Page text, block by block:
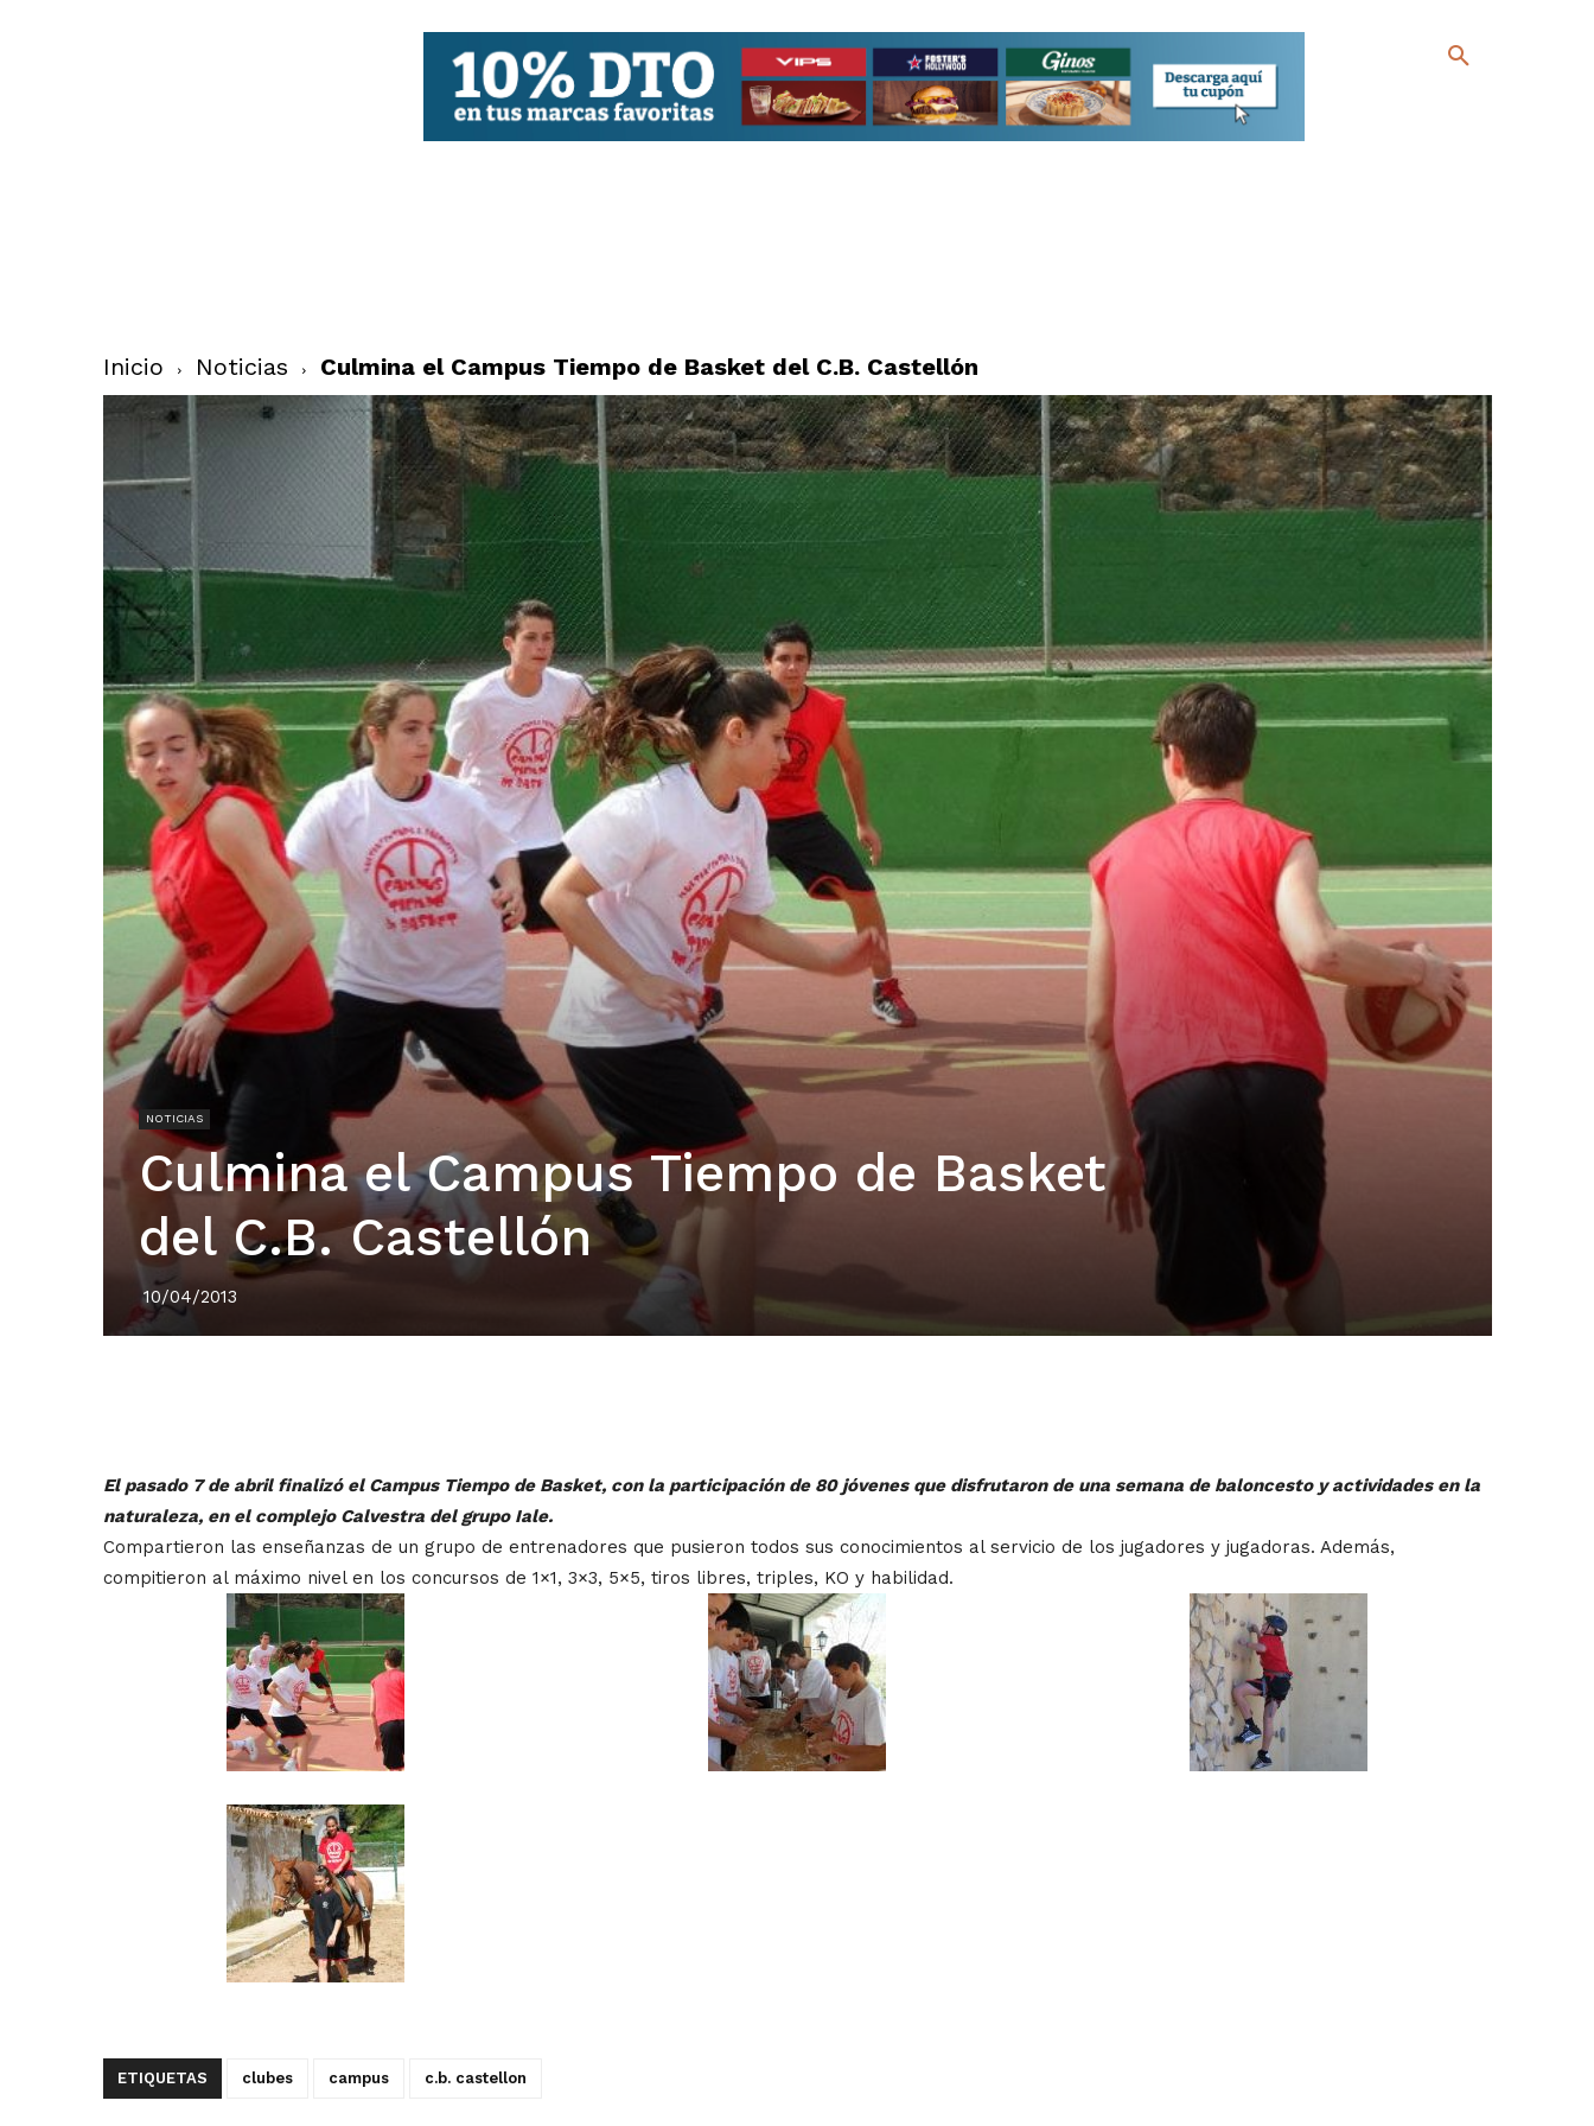
Inicio Noticias Culmina el Campus Tiempo de Basket del C.B. Castellón
NOTICIAS
Culmina el Campus Tiempo de Basket
del C.B. Castellón
10/04/2013
El pasado 7 de abril finalizó el Campus Tiempo de Basket, con la participación de 80 jóvenes que disfrutaron de una semana de baloncesto y actividades en la
naturaleza, en el complejo Calvestra del grupo Iale.
Compartieron las enseñanzas de un grupo de entrenadores que pusieron todos sus conocimientos al servicio de los jugadores y jugadoras. Además,
compitieron al máximo nivel en los concursos de 1×1, 3×3, 5×5, tiros libres, triples, KO y habilidad.
ETIQUETAS clubes campus c.b. castellon